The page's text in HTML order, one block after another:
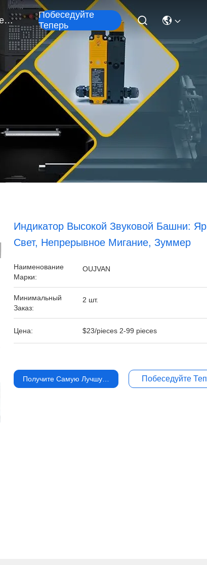
Свяжитесь Мы
Побеседуйте
Теперь
Индикатор Высокой Звуковой Башни:
Свет, Непрерывное Мигание, Зуммер
Наименование
Марки:
OUJVAN
Минимальный
Заказ:
2 шт.
Цена: $23/pieces 2-99 pieces
Получите Самую Лучшую Цену Побеседуйте